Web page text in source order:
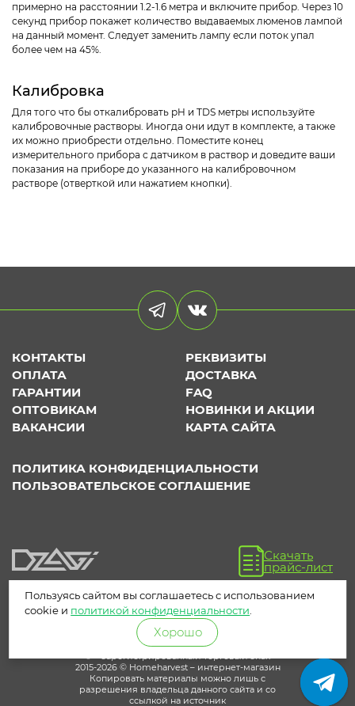
примерно на расстоянии 1.2-1.6 метра и включите прибор. Через 10
секунд прибор покажет количество выдаваемых люменов лампой
на данный момент. Следует заменить лампу если поток упал
более чем на 45%.
Калибровка
Для того что бы откалибровать рH и TDS метры используйте
калибровочные растворы. Иногда они идут в комплекте, а также
их можно приобрести отдельно. Поместите конец
измерительного прибора с датчиком в раствор и доведите ваши
показания на приборе до указанного на калибровочном
растворе (отверткой или нажатием кнопки).
КОНТАКТЫ
РЕКВИЗИТЫ
ОПЛАТА
ДОСТАВКА
ГАРАНТИИ
FAQ
ОПТОВИКАМ
НОВИНКИ И АКЦИИ
ВАКАНСИИ
КАРТА САЙТА
ПОЛИТИКА КОНФИДЕНЦИАЛЬНОСТИ
ПОЛЬЗОВАТЕЛЬСКОЕ СОГЛАШЕНИЕ
Скачать
прайс-лист
® – зарегистрированный торговый знак
2015-2026 © Homeharvest – интернет-магазин
Копировать материалы можно лишь с
разрешения владельца данного сайта и со
ссылкой на источник
Пользуясь сайтом вы соглашаетесь с использованием
cookie и политикой конфиденциальности
Хорошо